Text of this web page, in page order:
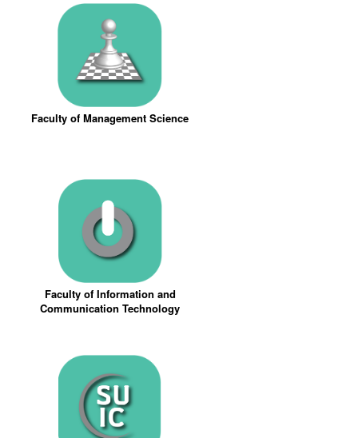
Faculty of Management Science
Faculty of Information and
Communication Technology